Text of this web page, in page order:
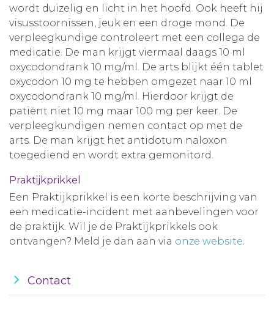
wordt duizelig en licht in het hoofd. Ook heeft hij
visusstoornissen, jeuk en een droge mond. De
verpleegkundige controleert met een collega de
medicatie. De man krijgt viermaal daags 10 ml
oxycodondrank 10 mg/ml. De arts blijkt één tablet
oxycodon 10 mg te hebben omgezet naar 10 ml
oxycodondrank 10 mg/ml. Hierdoor krijgt de
patiënt niet 10 mg maar 100 mg per keer. De
verpleegkundigen nemen contact op met de
arts. De man krijgt het antidotum naloxon
toegediend en wordt extra gemonitord.
Praktijkprikkel
Een Praktijkprikkel is een korte beschrijving van
een medicatie-incident met aanbevelingen voor
de praktijk. Wil je de Praktijkprikkels ook
ontvangen? Meld je dan aan via onze website.
Contact